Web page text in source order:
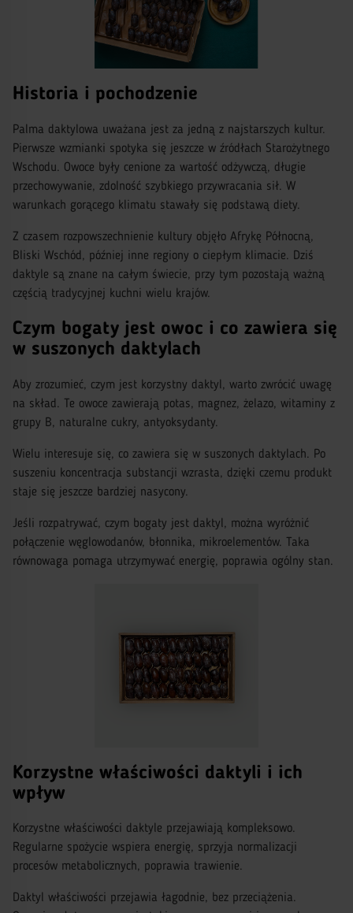
Historia i pochodzenie
Palma daktylowa uważana jest za jedną z najstarszych kultur.
Pierwsze wzmianki spotyka się jeszcze w źródłach Starożytnego
Wschodu. Owoce były cenione za wartość odżywczą, długie
przechowywanie, zdolność szybkiego przywracania sił. W
warunkach gorącego klimatu stawały się podstawą diety.
Z czasem rozpowszechnienie kultury objęło Afrykę Północną,
Bliski Wschód, później inne regiony o ciepłym klimacie. Dziś
daktyle są znane na całym świecie, przy tym pozostają ważną
częścią tradycyjnej kuchni wielu krajów.
Czym bogaty jest owoc i co zawiera się
w suszonych daktylach
Aby zrozumieć, czym jest korzystny daktyl, warto zwrócić uwagę
na skład. Te owoce zawierają potas, magnez, żelazo, witaminy z
grupy B, naturalne cukry, antyoksydanty.
Wielu interesuje się, co zawiera się w suszonych daktylach. Po
suszeniu koncentracja substancji wzrasta, dzięki czemu produkt
staje się jeszcze bardziej nasycony.
Jeśli rozpatrywać, czym bogaty jest daktyl, można wyróżnić
połączenie węglowodanów, błonnika, mikroelementów. Taka
równowaga pomaga utrzymywać energię, poprawia ogólny stan.
Korzystne właściwości daktyli i ich
wpływ
Korzystne właściwości daktyle przejawiają kompleksowo.
Regularne spożycie wspiera energię, sprzyja normalizacji
procesów metabolicznych, poprawia trawienie.
Daktyl właściwości przejawia łagodnie, bez przeciążenia.